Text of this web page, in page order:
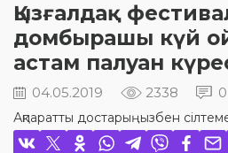
Қызғалдақ
домбырашы күй
астам палуан
04.05.2019 2338 0
Ақпаратты достарыңызбен сілтеме